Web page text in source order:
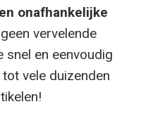
onafhankelijke
vervelende
snel en eenvoudig
vele duizenden